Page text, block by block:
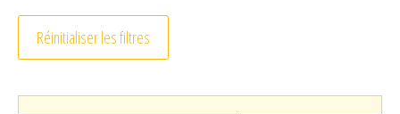
Réinitialiser les filtres